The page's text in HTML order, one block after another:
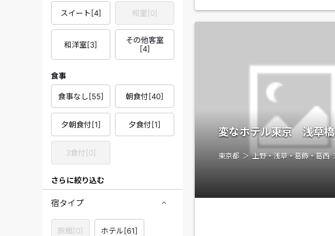
スイート[4] 和室[0]
和洋室[3]
その他客室
[4]
食事
食事なし[55] 朝食付[40]
夕朝食付[1] 夕食付[1]
3食付[0]
さらに絞り込む
宿タイプ
旅館[0] ホテル[61]
変なホテル東京 浅草橋
東京都 上野・浅草・葛飾・葛西